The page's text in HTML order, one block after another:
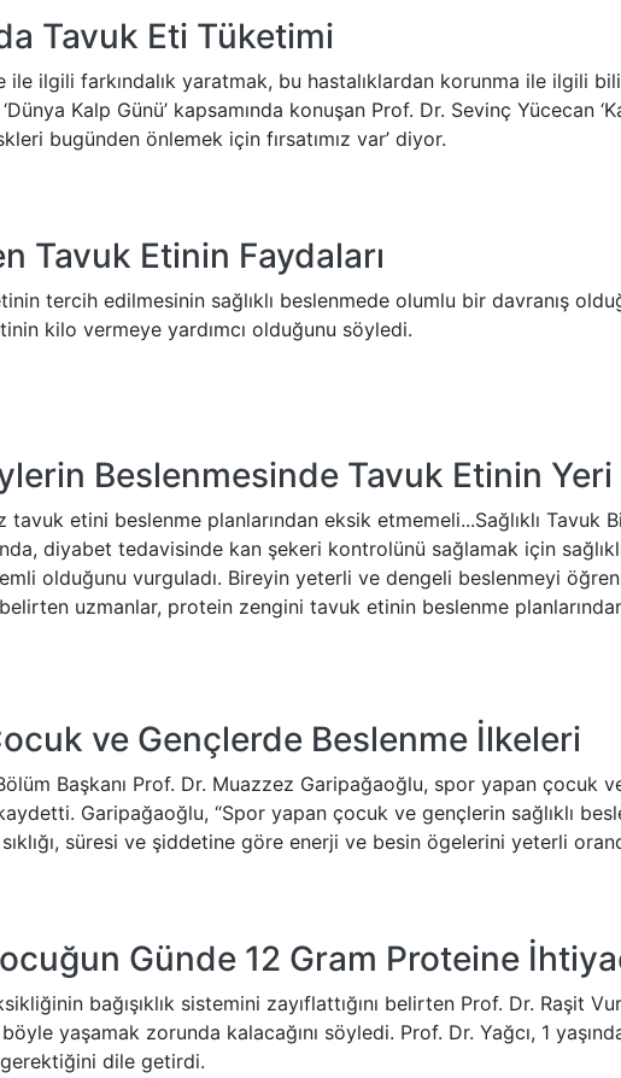
Tavuk Eti Tüketimi
ile ilgili farkındalık yaratmak, bu hastalıklardan korunma ile ilgili
Kalp Günü’ kapsamında konuşan Prof. Dr. Sevinç Yücecan
bugünden önlemek için fırsatımız var’ diyor.
Tavuk Etinin Faydaları
tercih edilmesinin sağlıklı beslenmede olumlu bir davranış
kilo vermeye yardımcı olduğunu söyledi.
Beslenmesinde Tavuk Etinin Yeri
etini beslenme planlarından eksik etmemeli...Sağlıklı Tavuk
diyabet tedavisinde kan şekeri kontrolünü sağlamak için sağlıklı
olduğunu vurguladı. Bireyin yeterli ve dengeli beslenmeyi
uzmanlar, protein zengini tavuk etinin beslenme
ve Gençlerde Beslenme İlkeleri
Başkanı Prof. Dr. Muazzez Garipağaoğlu, spor yapan çocuk
Garipağaoğlu, “Spor yapan çocuk ve gençlerin sağlıklı
süresi ve şiddetine göre enerji ve besin ögelerini yeterli
Günde 12 Gram Proteine
bağışıklık sistemini zayıflattığını belirten Prof. Dr. Raşit
yaşamak zorunda kalacağını söyledi. Prof. Dr. Yağcı, 1
dile getirdi.